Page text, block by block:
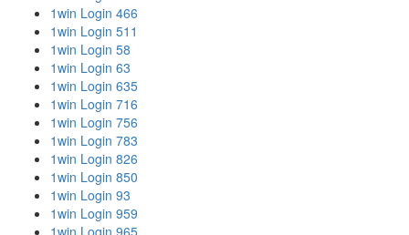
1win Login 466
1win Login 511
1win Login 58
1win Login 63
1win Login 635
1win Login 716
1win Login 756
1win Login 783
1win Login 826
1win Login 850
1win Login 93
1win Login 959
1win Login 965